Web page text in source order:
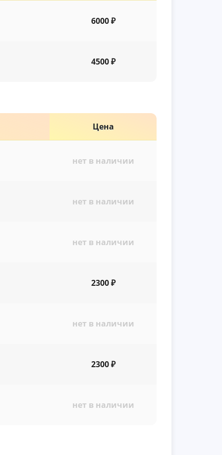
6000 ₽
4500 ₽
Цена
нет в наличии
нет в наличии
нет в наличии
2300 ₽
нет в наличии
2300 ₽
нет в наличии